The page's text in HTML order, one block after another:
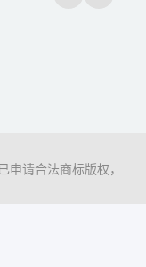
请合法商标版权，